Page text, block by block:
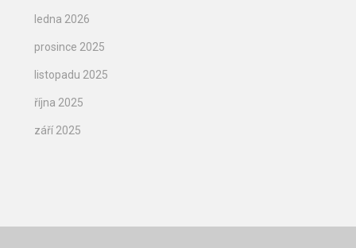
ledna 2026
prosince 2025
listopadu 2025
října 2025
září 2025